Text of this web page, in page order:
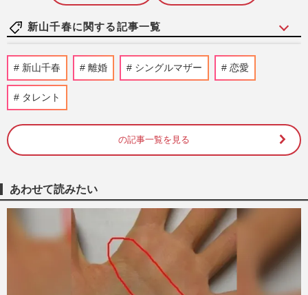
新山千春に関する記事一覧
新山千春、穴井夕子が長女の卒業式ショッ
トをSNS公開も「エルメスの高級バッグが
マッチングアプリで13歳年下の一般男性と
再婚した新山千春を「友達からイジられ
週刊女性2024年11月12日・19日号
新山千春、14歳下の再婚相手との妊活告白
に賛否！「17歳の娘さんはどう思ってる
の」モヤモヤするユーザーが…
週刊女性PRIME 2024/6/22
新山千春 離婚 シングルマザー 恋愛
タレント
の記事一覧を見る
あわせて読みたい